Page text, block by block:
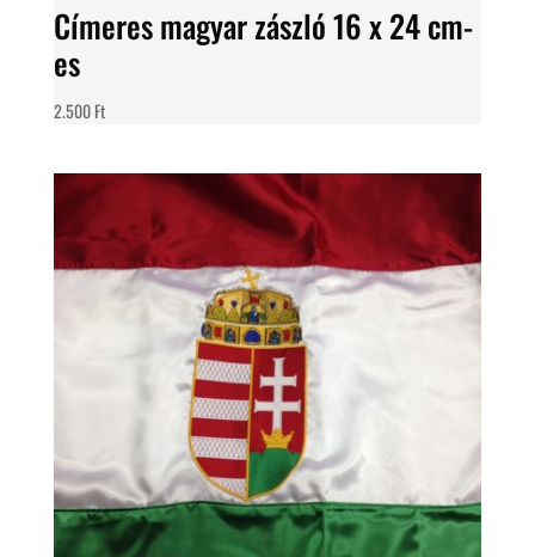
Címeres magyar zászló 16 x 24 cm-
es
2.500Ft